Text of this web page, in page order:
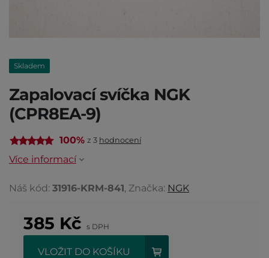
Skladem
Zapalovací svíčka NGK
(CPR8EA-9)
100% z 3 hodnocení
Více informací
Náš kód: 31916-KRM-841, Značka: NGK
385 Kč s DPH
VLOŽIT DO KOŠÍKU